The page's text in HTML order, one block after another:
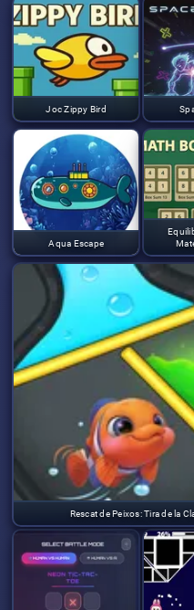
Joc Zippy Bird
Aqua Escape
Rescat de Peixos: Tira de la